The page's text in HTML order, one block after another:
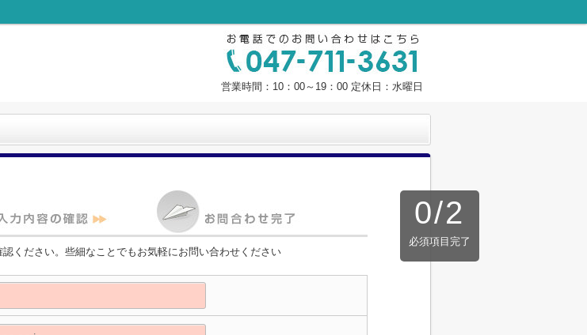
営業時間：10：00～19：00 定休日：水曜日
0/2
必須項目完了
ください。些細なことでもお気軽にお問い合わせください